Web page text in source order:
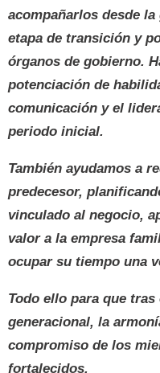
acompañarlos desde
etapa de transición y
órganos de gobierno.
potenciación de
comunicación y el
periodo inicial.
También ayudamos a
predecesor,
vinculado al negocio,
valor a la empresa
ocupar su tiempo una
Todo ello para que
generacional, la
compromiso de los
fortalecidos.